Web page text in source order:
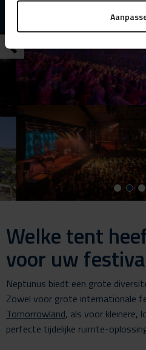
Welke tent
voor uw
Neptunus biedt een grote
Zowel voor grote internationale
Tomorrowland, als voor kleinere,
perfecte tijdelijke ruimte-